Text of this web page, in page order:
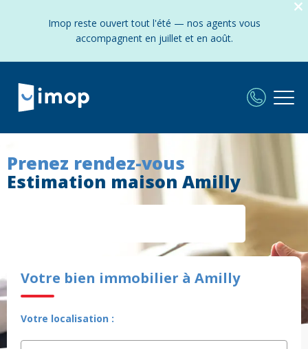
Imop reste ouvert tout l'été — nos agents vous
accompagnent en juillet et en août.
Prenez rendez-vous
Estimation maison Amilly
Votre bien immobilier à Amilly
Votre localisation :